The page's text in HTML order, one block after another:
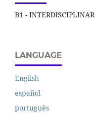
B1 - INTERDISCIPLINAR
LANGUAGE
English
español
português